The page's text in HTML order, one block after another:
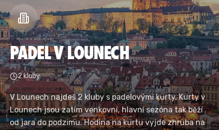
PADEL V LOUNECH
2 kluby
V Lounech najdeš 2 kluby s padelovými kurty. Kurty v
Lounech jsou zatím venkovní, hlavní sezóna tak běží
od jara do podzimu. Hodina na kurtu vyjde zhruba na